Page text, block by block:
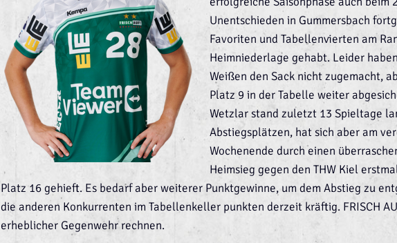
Unentschieden in Gummersbach
Favoriten und Tabellenvierten am
Heimniederlage gehabt. Leider
Weißen den Sack nicht zugemacht,
Platz 9 in der Tabelle weiter
Wetzlar stand zuletzt 13 Spieltage
Abstiegsplätzen, hat sich aber am
Wochenende durch einen
Heimsieg gegen den THW Kiel
Platz 16 gehieft. Es bedarf aber weiterer Punktgewinne, um dem Abstieg zu
die anderen Konkurrenten im Tabellenkeller punkten derzeit kräftig. FRISCH
erheblicher Gegenwehr rechnen.